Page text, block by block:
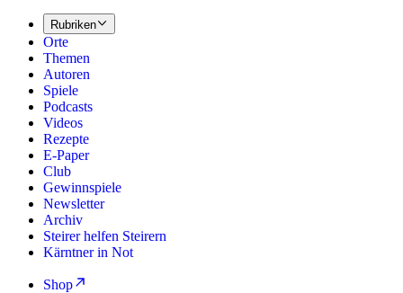
Rubriken
Orte
Themen
Autoren
Spiele
Podcasts
Videos
Rezepte
E-Paper
Club
Gewinnspiele
Newsletter
Archiv
Steirer helfen Steirern
Kärntner in Not
Shop